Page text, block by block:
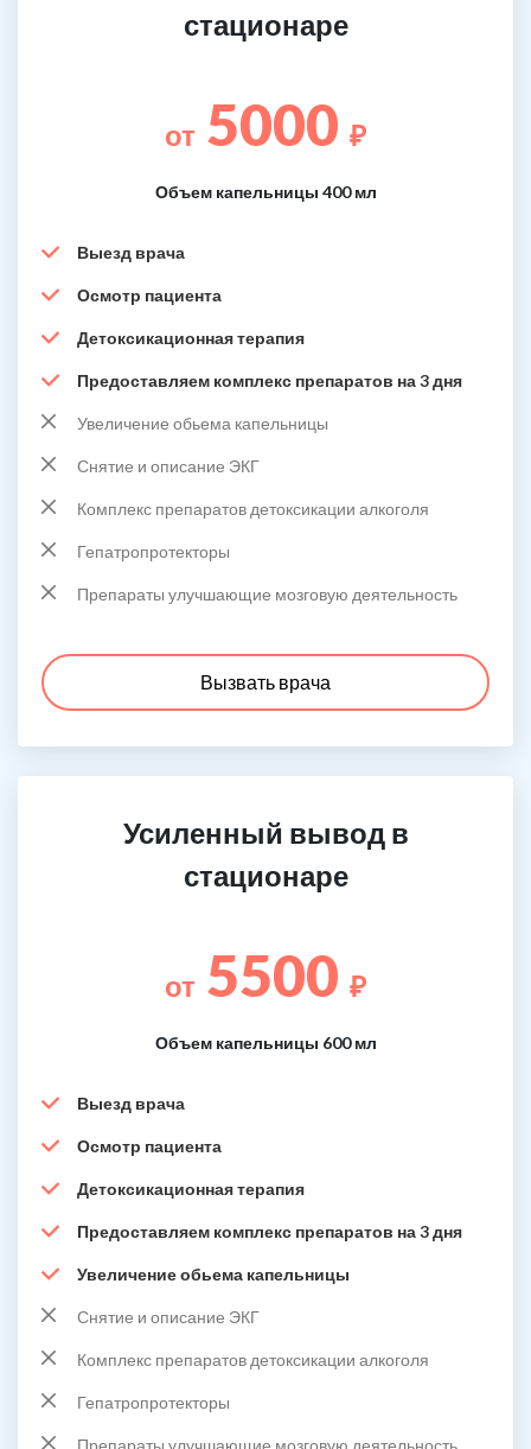
стационаре
от 5000 ₽
Объем капельницы 400 мл
Выезд врача
Осмотр пациента
Детоксикационная терапия
Предоставляем комплекс препаратов на 3 дня
Увеличение обьема капельницы
Снятие и описание ЭКГ
Комплекс препаратов детоксикации алкоголя
Гепатропротекторы
Препараты улучшающие мозговую деятельность
Вызвать врача
Усиленный вывод в
стационаре
от 5500 ₽
Объем капельницы 600 мл
Выезд врача
Осмотр пациента
Детоксикационная терапия
Предоставляем комплекс препаратов на 3 дня
Увеличение обьема капельницы
Снятие и описание ЭКГ
Комплекс препаратов детоксикации алкоголя
Гепатропротекторы
Препараты улучшающие мозговую деятельность